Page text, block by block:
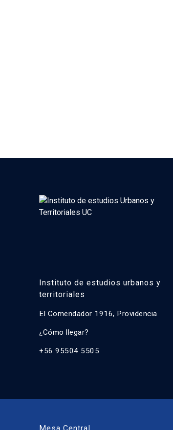
Instituto de estudios urbanos y
territoriales
El Comendador 1916, Providencia
¿Cómo llegar?
+56 95504 5505